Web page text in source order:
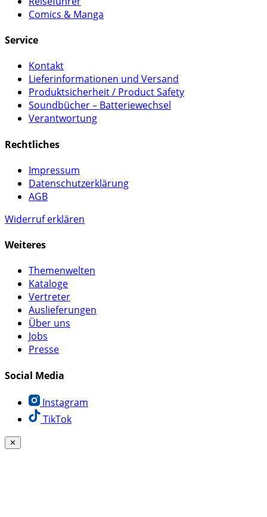
Comics & Manga
Service
Kontakt
Lieferinformationen und Versand
Produktsicherheit / Product Safety
Soundbücher – Batteriewechsel
Verantwortung
Rechtliches
Impressum
Datenschutzerklärung
AGB
Widerruf erklären
Weiteres
Themenwelten
Kataloge
Vertreter
Auslieferungen
Über uns
Jobs
Presse
Social Media
Instagram
TikTok
✕